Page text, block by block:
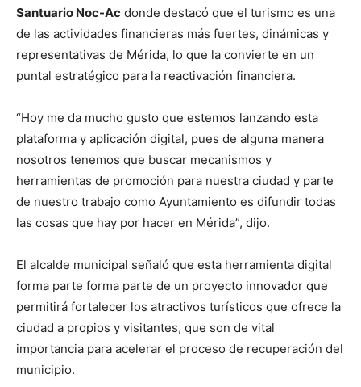
Santuario Noc-Ac donde destacó que el turismo es una
de las actividades financieras más fuertes, dinámicas y
representativas de Mérida, lo que la convierte en un
puntal estratégico para la reactivación financiera.
“Hoy me da mucho gusto que estemos lanzando esta
plataforma y aplicación digital, pues de alguna manera
nosotros tenemos que buscar mecanismos y
herramientas de promoción para nuestra ciudad y parte
de nuestro trabajo como Ayuntamiento es difundir todas
las cosas que hay por hacer en Mérida”, dijo.
El alcalde municipal señaló que esta herramienta digital
forma parte forma parte de un proyecto innovador que
permitirá fortalecer los atractivos turísticos que ofrece la
ciudad a propios y visitantes, que son de vital
importancia para acelerar el proceso de recuperación del
municipio.